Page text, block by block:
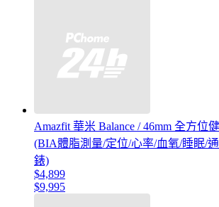
Amazfit 華米 Balance / 46mm 全方位
(BIA體脂測量/定位/心率/血氧/睡眠/
錶)
$4,899
$9,995